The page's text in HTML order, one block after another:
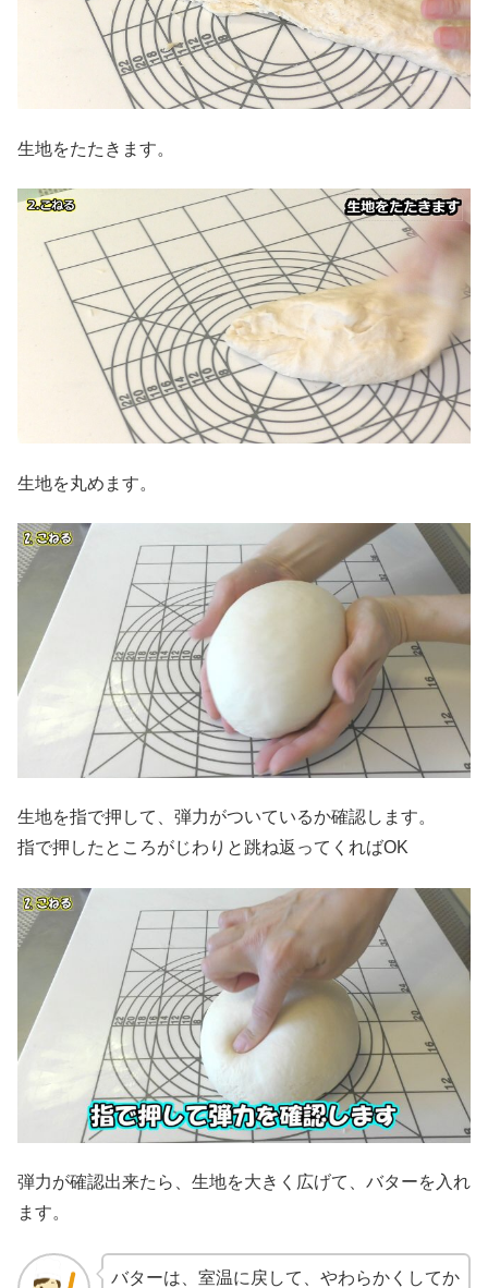
生地をたたきます。
生地を丸めます。
生地を指で押して、弾力がついているか確認します。
指で押したところがじわりと跳ね返ってくればOK
弾力が確認出来たら、生地を大きく広げて、バターを入れ
ます。
バターは、室温に戻して、やわらかくしてか